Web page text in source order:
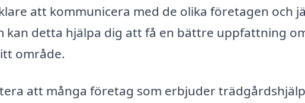
att kommunicera med de olika företagen och
kan detta hjälpa dig att få en bättre uppfattning
område.
att många företag som erbjuder